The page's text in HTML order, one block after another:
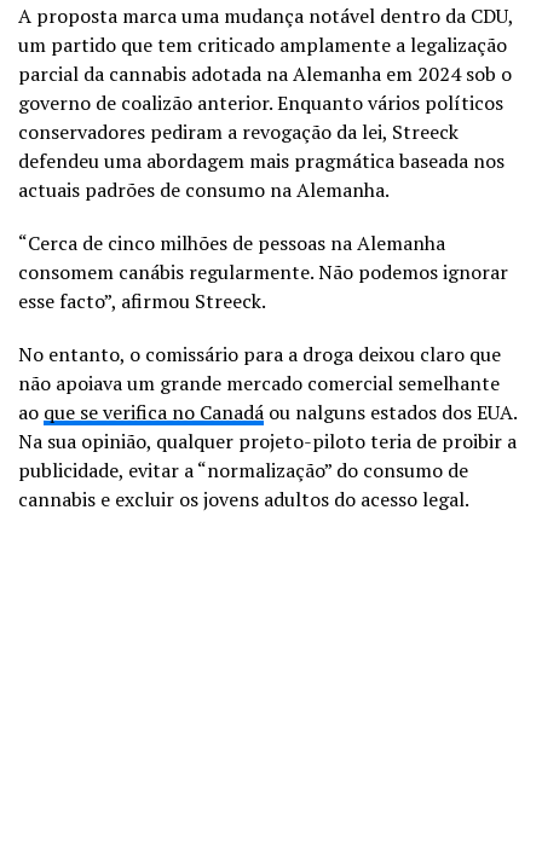
A proposta marca uma mudança notável dentro da CDU,
um partido que tem criticado amplamente a legalização
parcial da cannabis adotada na Alemanha em 2024 sob o
governo de coalizão anterior. Enquanto vários políticos
conservadores pediram a revogação da lei, Streeck
defendeu uma abordagem mais pragmática baseada nos
actuais padrões de consumo na Alemanha.
“Cerca de cinco milhões de pessoas na Alemanha
consomem canábis regularmente. Não podemos ignorar
esse facto”, afirmou Streeck.
No entanto, o comissário para a droga deixou claro que
não apoiava um grande mercado comercial semelhante
ao que se verifica no Canadá ou nalguns estados dos EUA.
Na sua opinião, qualquer projeto-piloto teria de proibir a
publicidade, evitar a “normalização” do consumo de
cannabis e excluir os jovens adultos do acesso legal.